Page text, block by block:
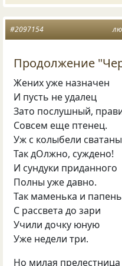
#2097154
Продолжение
Жених уже назначен
И пусть не удалец
Зато послушный,
Совсем еще птенец.
Уж с колыбели сватаны
Так дОлжно, суждено!
И сундуки приданного
Полны уже давно.
Так маменька и
С рассвета до зари
Учили дочку юную
Уже недели три.
Но милая прелестница